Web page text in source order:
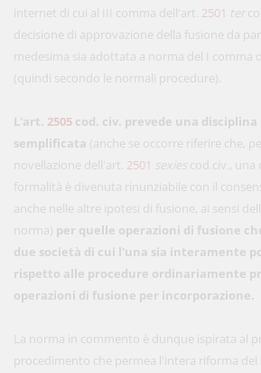
internet di cui al III comma dell'art. 2501 ter
decisione di approvazione della fusione da
medesima sia adottata a norma del I comma
(quindi secondo le normali procedure).
L'art. 2505 cod. civ. prevede una
semplificata (anche se occorre riferire che,
novellazione dell'art. 2501 sexies cod.civ., una
formalità è divenuta rinunziabile con il
anche nelle altre ipotesi di fusione, ai sensi
norma) per quelle operazioni di fusione
due società di cui l'una sia interamente
rispetto alle procedure ordinariamente
operazioni di fusione per incorporazione.
La norma in commento è dunque ispirata al
procedimento che permea l'intera riforma del